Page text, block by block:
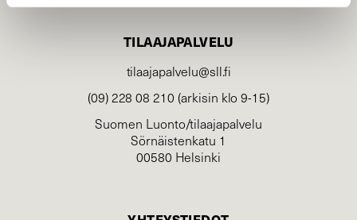
TILAAJAPALVELU
tilaajapalvelu@sll.fi
(09) 228 08 210 (arkisin klo 9-15)
Suomen Luonto/tilaajapalvelu
Sörnäistenkatu 1
00580 Helsinki